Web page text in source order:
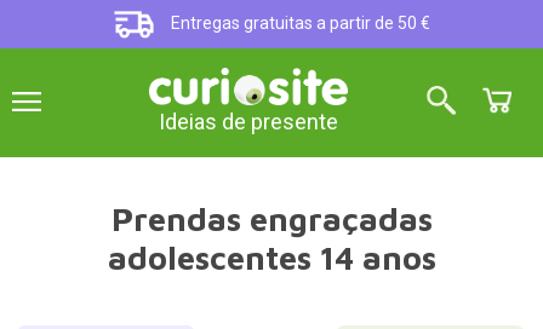
Entregas gratuitas a partir de 50 €
Ideias de presente
Prendas engraçadas
adolescentes 14 anos